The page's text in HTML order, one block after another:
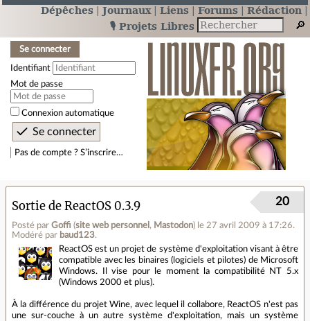
Dépêches Journaux Liens Forums
Rédaction
🎙️ Projets Libres
Se connecter
Identifiant
Mot de passe
Connexion automatique
Pas de compte ? S’inscrire…
Sortie de ReactOS 0.3.9
Posté par Goffi (site web personnel , Mastodon) le 27 avril 2009 à 17:26.
Modéré par baud123.
20
ReactOS est un projet de système d'exploitation visant à être
compatible avec les binaires (logiciels et pilotes) de Microsoft
Windows. Il vise pour le moment la compatibilité NT 5.x
(Windows 2000 et plus).
À la différence du projet Wine, avec lequel il collabore, ReactOS n'est pas
une sur-couche à un autre système d'exploitation, mais un système